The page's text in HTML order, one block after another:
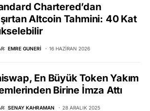
Chartered’dan
Altcoin Tahmini: 40 Kat
EMRE GUNERI 16 HAZIRAN 2026
En Büyük Token Yakım
Birine İmza Attı
SENAY KAHRAMAN 28 ARALIK 2025